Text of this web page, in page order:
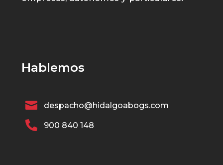
Hablemos
 despacho@hidalgoabogs.com
 900 840 148